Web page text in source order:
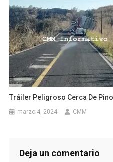
Tráiler Peligroso Cerca De
marzo 4, 2024 CMM
Deja un comentario